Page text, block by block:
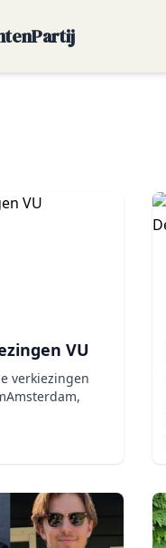
VU
verkiezingen